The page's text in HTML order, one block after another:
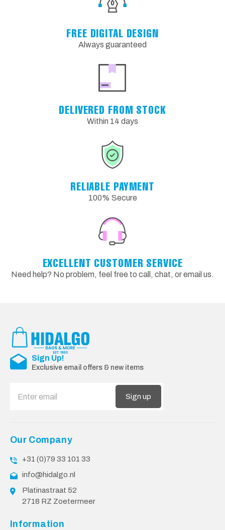
FREE DIGITAL DESIGN
Always guaranteed
DELIVERED FROM STOCK
Within 14 days
RELIABLE PAYMENT
100% Secure
EXCELLENT CUSTOMER SERVICE
Need help? No problem, feel free to call, chat, or email us.
Sign Up!
Exclusive email offers & new items
Sign up
Our Company
+31 (0)79 33 101 33
info@hidalgo.nl
Platinastraat 52
2718 RZ Zoetermeer
Information